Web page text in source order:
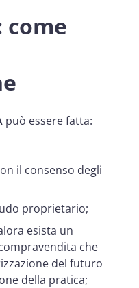
come
può essere fatta:
il consenso degli
proprietario;
esista un
che
del futuro
della pratica;